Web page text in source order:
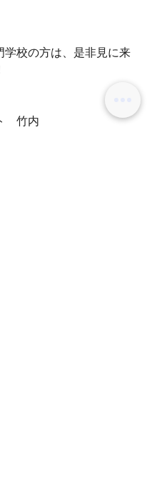
学校の方は、是非見に来
　竹内